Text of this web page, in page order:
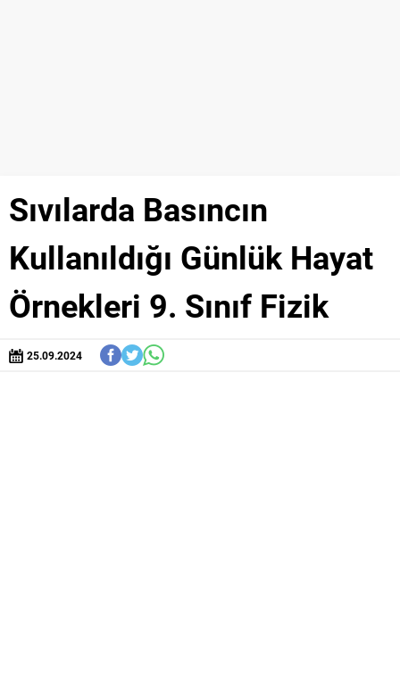
Sıvılarda Basıncın
Kullanıldığı Günlük Hayat
Örnekleri 9. Sınıf Fizik
25.09.2024